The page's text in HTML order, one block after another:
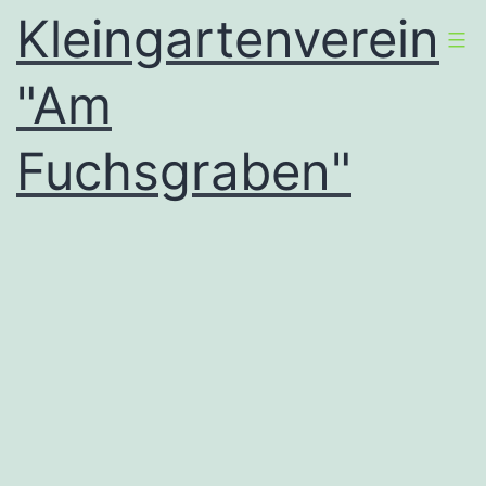
Zum
Inhalt
springen
Kleingartenverein
"Am
Fuchsgraben"